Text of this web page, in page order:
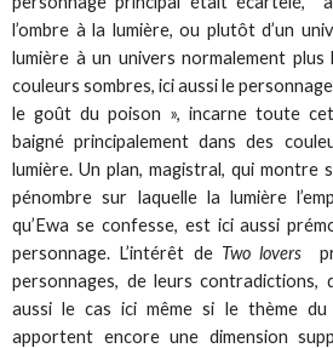
l’ombre à la lumière, ou plutôt d’un
lumière à un univers normalement plus
couleurs sombres, ici aussi le
le goût du poison », incarne toute
baigné principalement dans des
lumière. Un plan, magistral, qui montre
pénombre sur laquelle la lumière
qu’Ewa se confesse, est ici aussi
personnage. L’intérêt de Two lovers
personnages, de leurs contradictions,
aussi le cas ici même si le thème
apportent encore une dimension